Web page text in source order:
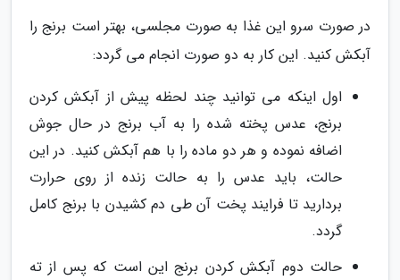
در صورت سرو این غذا به صورت مجلسی، بهتر است برنج را
آبکش کنید. این کار به دو صورت انجام می گردد:
اول اینکه می توانید چند لحظه پیش از آبکش کردن
برنج، عدس پخته شده را به آب برنج در حال جوش
اضافه نموده و هر دو ماده را با هم آبکش کنید. در این
حالت، باید عدس را به حالت زنده از روی حرارت
بردارید تا فرایند پخت آن طی دم کشیدن با برنج کامل
گردد.
حالت دوم آبکش کردن برنج این است که پس از ته